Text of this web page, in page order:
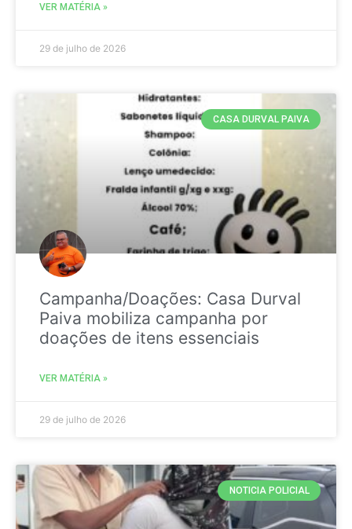
VER MATÉRIA »
29 de julho de 2026
CASA DURVAL PAIVA
Campanha/Doações: Casa Durval
Paiva mobiliza campanha por
doações de itens essenciais
VER MATÉRIA »
29 de julho de 2026
NOTICIA POLICIAL